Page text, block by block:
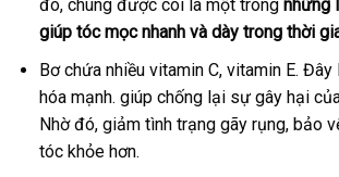
đó, chúng được coi là một trong những
giúp tóc mọc nhanh và dày trong thời
Bơ chứa nhiều vitamin C, vitamin E.
hóa mạnh. giúp chống lại sự gây hại
Nhờ đó, giảm tình trạng gãy rụng, bảo
tóc khỏe hơn.